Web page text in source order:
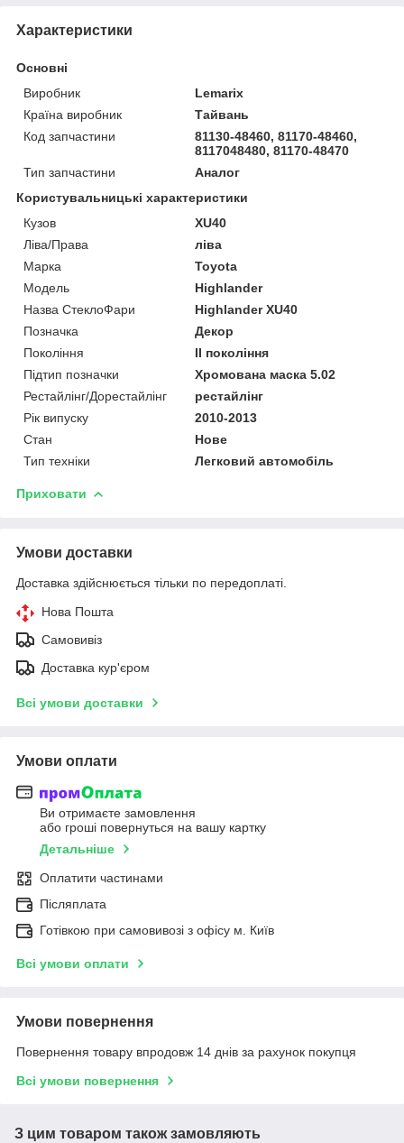
Характеристики
Основні
Виробник
Lemarix
Країна виробник
Тайвань
Код запчастини
81130-48460, 81170-48460,
8117048480, 81170-48470
Тип запчастини
Аналог
Користувальницькі характеристики
Кузов
XU40
Ліва/Права
ліва
Марка
Toyota
Мoдель
Highlander
Назва СтеклоФари
Highlander XU40
Позначка
Декор
Покоління
II покоління
Підтип позначки
Хромована маска 5.02
Рестайлінг/Дорестайлінг
рестайлінг
Рік випуску
2010-2013
Стан
Нове
Тип техніки
Легковий автомобіль
Приховати
Умови доставки
Доставка здійснюється тільки по передоплаті.
Нова Пошта
Самовивіз
Доставка кур'єром
Всі умови доставки
Умови оплати
Ви отримаєте замовлення
або гроші повернуться на вашу картку
Детальніше
Оплатити частинами
Післяплата
Готівкою при самовивозі з офісу м. Київ
Всі умови оплати
Умови повернення
Повернення товару впродовж 14 днів за рахунок покупця
Всі умови повернення
З цим товаром також замовляють